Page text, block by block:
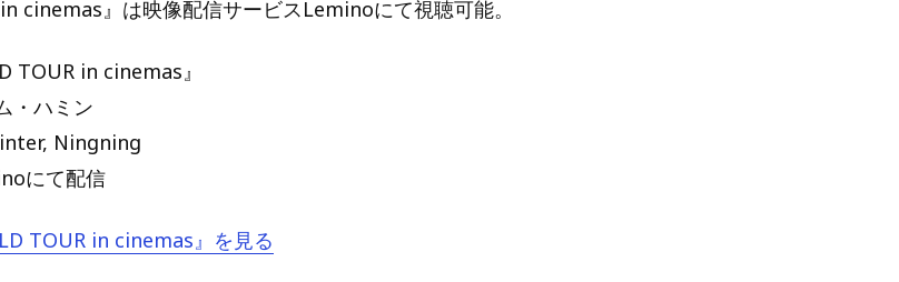
cinemas』は映像配信サービスLeminoにて視聴可能。
TOUR in cinemas』
・ハミン
Ningning
にて配信
TOUR in cinemas』を見る